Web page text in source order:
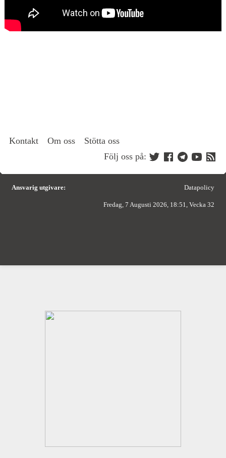
Kontakt Om oss
Stötta oss
Följ oss på:
Ansvarig utgivare: Datapolicy
Fredag, 7 Augusti 2026, 18:51, Vecka 32